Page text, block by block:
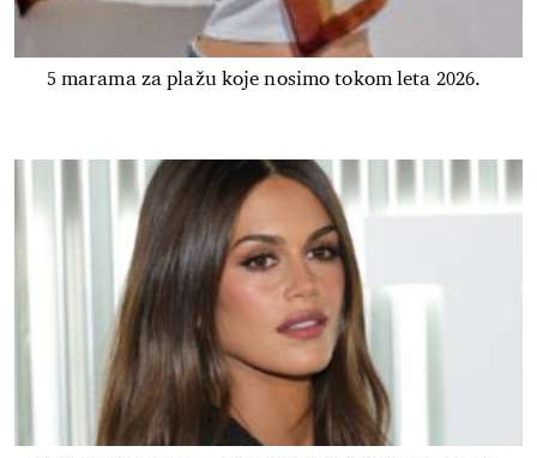
5 marama za plažu koje nosimo tokom leta 2026.